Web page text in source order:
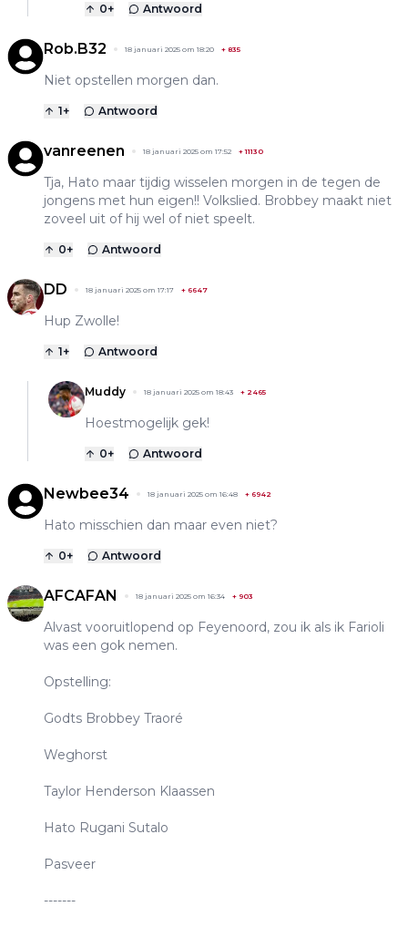
0+ Antwoord
Rob.B32 18 januari 2025 om 18:20 + 835
Niet opstellen morgen dan.
1+ Antwoord
vanreenen 18 januari 2025 om 17:52 +11130
Tja, Hato maar tijdig wisselen morgen in de tegen de
jongens met hun eigen!! Volkslied. Brobbey maakt niet
zoveel uit of hij wel of niet speelt.
0+ Antwoord
DD 18 januari 2025 om 17:17 + 6647
Hup Zwolle!
1+ Antwoord
Muddy 18 januari 2025 om 18:43 + 2465
Hoestmogelijk gek!
0+ Antwoord
Newbee34 18 januari 2025 om 16:48 + 6942
Hato misschien dan maar even niet?
0+ Antwoord
AFCAFAN 18 januari 2025 om 16:34 + 903
Alvast vooruitlopend op Feyenoord, zou ik als ik Farioli
was een gok nemen.
Opstelling:
Godts Brobbey Traoré
Weghorst
Taylor Henderson Klaassen
Hato Rugani Sutalo
Pasveer
-------